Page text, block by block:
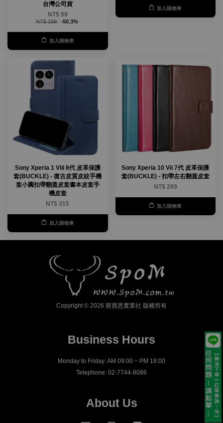
台灣公司貨
NT$ 99
NT$ 199 -50.3%
加入購物車
加入購物車
Sony Xperia 1 Viii 8代 皮革保護
套(BUCKLE) - 復古皮質皮紋手機
套小圓扣帶翻蓋皮套書本皮套手
機皮套
NT$ 315
加入購物車
Sony Xperia 10 Vii 7代 皮革保護
套(BUCKLE) - 扣帶左右翻蓋皮套
NT$ 299
加入購物車
Copyright © 2026 斯寶恩實業社 版權所有
Business Hours
Monday to Friday: AM 09:00 ~ PM 18:00
Telephone: 02-7744-8086
About Us